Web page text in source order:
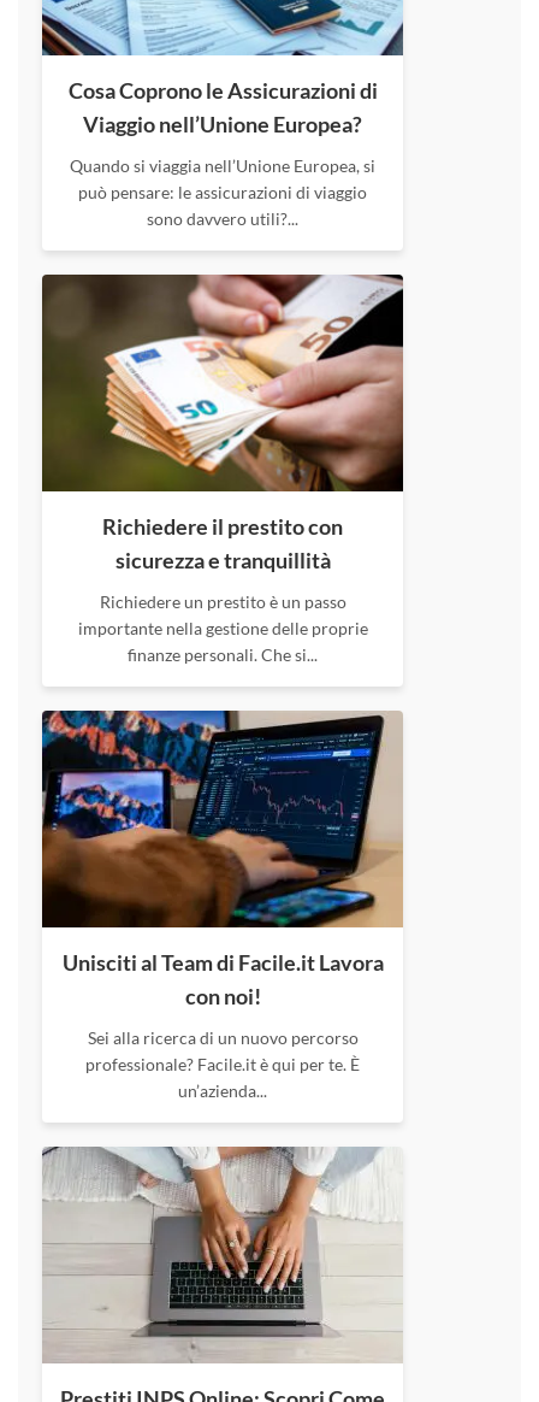
Cosa Coprono le Assicurazioni di
Viaggio nell’Unione Europea?
Quando si viaggia nell’Unione Europea, si
può pensare: le assicurazioni di viaggio
sono davvero utili?...
Richiedere il prestito con
sicurezza e tranquillità
Richiedere un prestito è un passo
importante nella gestione delle proprie
finanze personali. Che si...
Unisciti al Team di Facile.it Lavora
con noi!
Sei alla ricerca di un nuovo percorso
professionale? Facile.it è qui per te. È
un’azienda...